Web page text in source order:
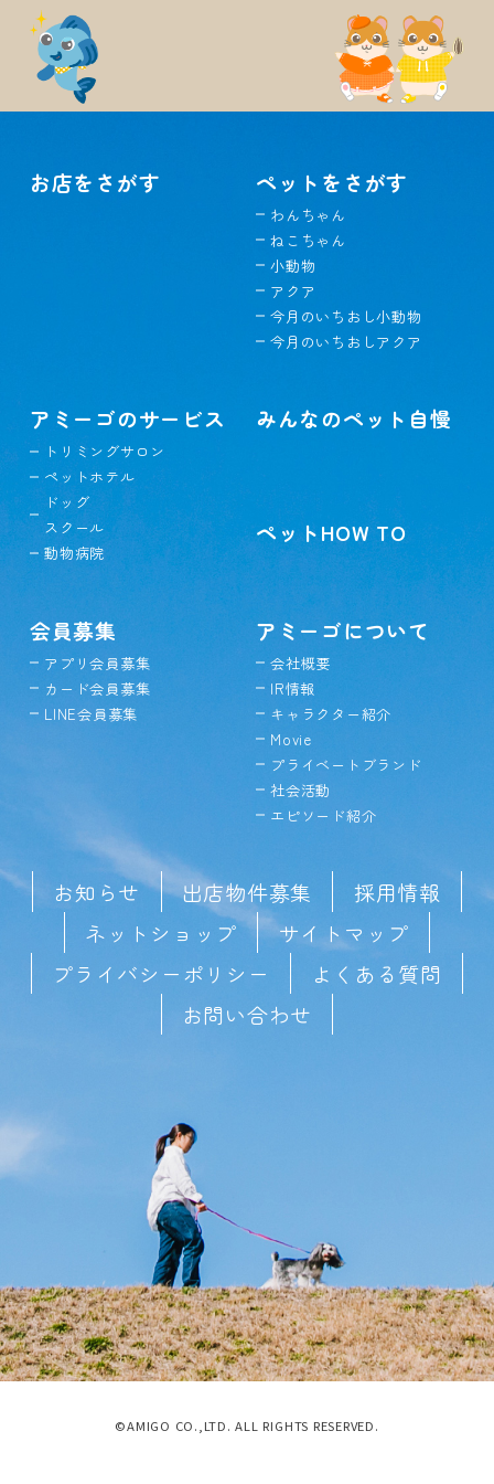
お店をさがす ペットをさがす
わんちゃん
ねこちゃん
小動物
アクア
今月のいちおし小動物
今月のいちおしアクア
アミーゴのサービス
トリミングサロン
ペットホテル
ドッグ
スクール
動物病院
みんなのペット自慢
ペットHOW TO
会員募集
アプリ会員募集
カード会員募集
LINE会員募集
アミーゴについて
会社概要
IR情報
キャラクター紹介
Movie
プライベートブランド
社会活動
エピソード紹介
お知らせ 出店物件募集
採用情報
ネットショップ
サイトマップ
プライバシーポリシー
よくある質問
お問い合わせ
©AMIGO CO.,LTD. ALL RIGHTS RESERVED.